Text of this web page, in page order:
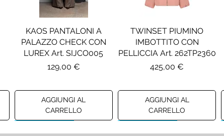
KAOS PANTALONI A
PALAZZO CHECK CON
LUREX Art. SIJCO005
Prezzo
129,00 €
AGGIUNGI AL
CARRELLO
TWINSET PIUMINO
IMBOTTITO CON
PELLICCIA Art. 262TP2360
Prezzo
425,00 €
AGGIUNGI AL
CARRELLO